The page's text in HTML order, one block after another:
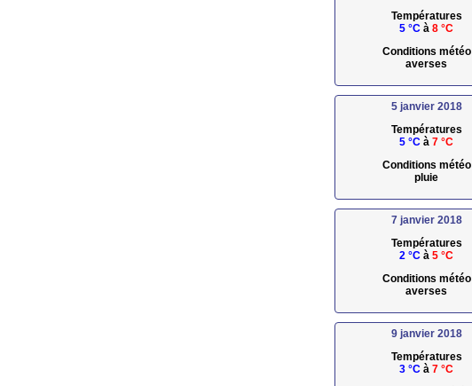
Températures
5 °C à 8 °C
Conditions météo
averses
5 janvier 2018
Températures
5 °C à 7 °C
Conditions météo
pluie
7 janvier 2018
Températures
2 °C à 5 °C
Conditions météo
averses
9 janvier 2018
Températures
3 °C à 7 °C